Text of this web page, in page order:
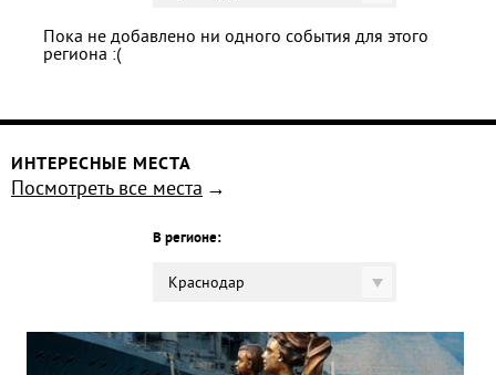
Пока не добавлено ни одного события для этого
региона :(
ИНТЕРЕСНЫЕ МЕСТА
Посмотреть все места
В регионе:
Краснодар